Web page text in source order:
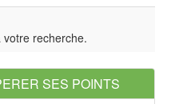
recherche.
SES POINTS